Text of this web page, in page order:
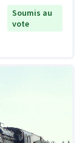
Soumis au
vote